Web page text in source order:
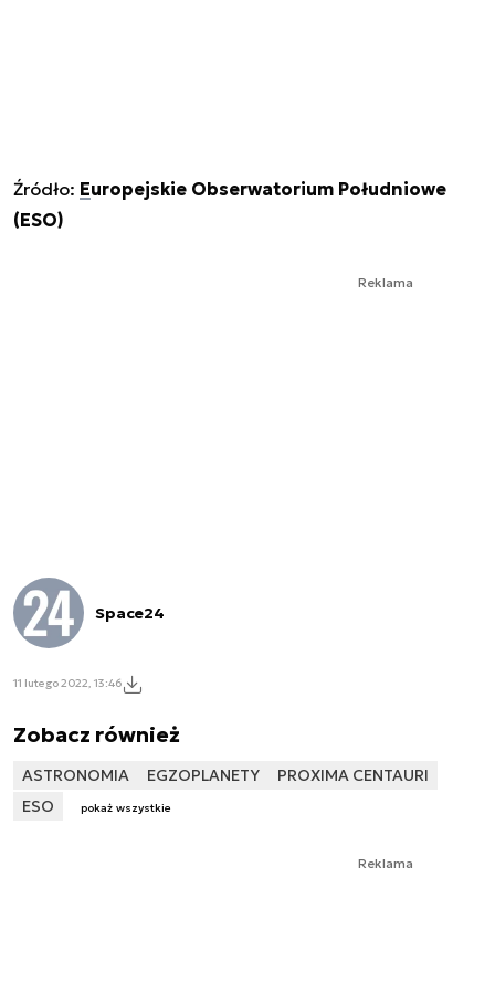
Źródło: Europejskie Obserwatorium Południowe
(ESO)
Reklama
Space24
11 lutego 2022, 13:46
Zobacz również
ASTRONOMIA EGZOPLANETY
PROXIMA CENTAURI
ESO
pokaż wszystkie
Reklama